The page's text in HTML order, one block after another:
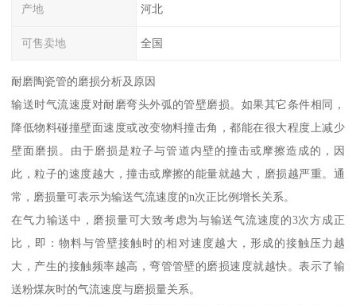
产地 河北
可售卖地 全国
耐磨陶瓷管的磨损分析及原因
输送时气流速度对耐磨弯头外弧的管壁磨损。如果其它条件相同，
降低物料碰撞壁面速度或改变物料撞击角，都能在很大程度上减少
壁面磨损。由于磨损是粒子与管道内壁的撞击或摩擦造成的，因
此，粒子的速度越大，撞击或摩擦的能量就越大，磨损越严重。通
常，磨损量可表示为输送气流速度的n次正比例增长关系。
在气力输送中，磨损量可大致考虑为与输送气流速度的3次方成正
比，即：物料与管壁接触时的相对速度越大，形成的接触压力越
大，产生的接触频率越高，弯管管壁的磨损速度就越快。表示了输
送粉煤灰时的气流速度与磨损量关系。